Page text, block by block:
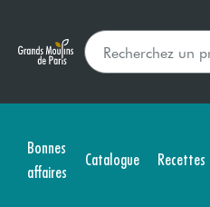
Bonnes
affaires
Catalogue Recettes